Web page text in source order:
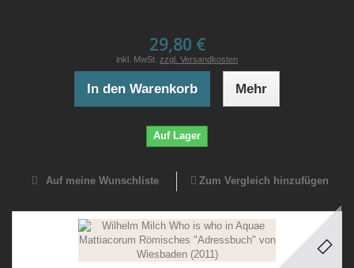
29,80 €
inkl. MwSt. zzgl. Versandkosten
In den Warenkorb Mehr
Auf Lager
Auf meine Wunschliste Zum Vergleich hinzufügen